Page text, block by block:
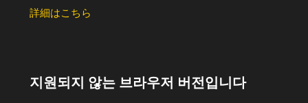
詳細はこちら
지원되지 않는 브라우저 버전입니다